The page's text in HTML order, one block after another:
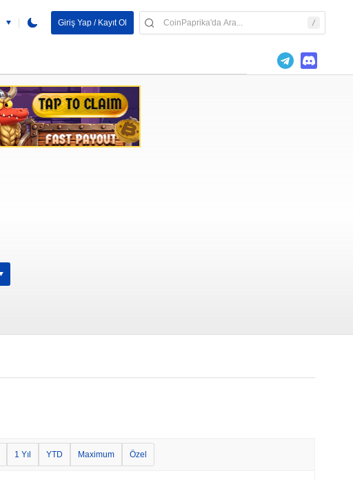
Giriş Yap / Kayıt Ol
1 Yıl YTD Maximum Özel